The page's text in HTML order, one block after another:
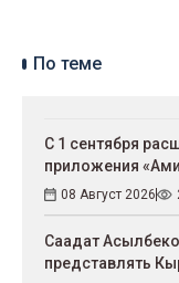
По теме
С 1 сентября
приложения
08 Август 2026
Саадат
представлять